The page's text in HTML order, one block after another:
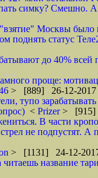
симку? Смешно. А
Москвы
поднять статус
до 40% всей
проще:
> [889] 26-12-2017
тупо
< Prizer> [915]
В части
не подпустят. А
> [1131] 24-12-
название